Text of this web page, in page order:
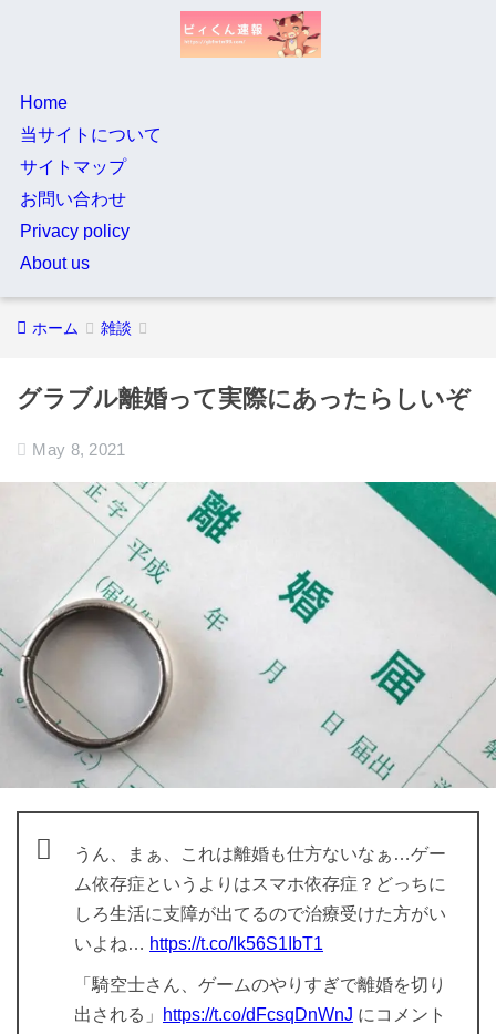
Home
当サイトについて
サイトマップ
お問い合わせ
Privacy policy
About us
ホーム 雑談
グラブル離婚って実際にあったらしいぞ
May 8, 2021
うん、まぁ、これは離婚も仕方ないなぁ…ゲー
ム依存症というよりはスマホ依存症？どっちに
しろ生活に支障が出てるので治療受けた方がい
いよね… https://t.co/Ik56S1IbT1
「騎空士さん、ゲームのやりすぎで離婚を切り
出される」
https://t.co/dFcsqDnWnJ にコメント